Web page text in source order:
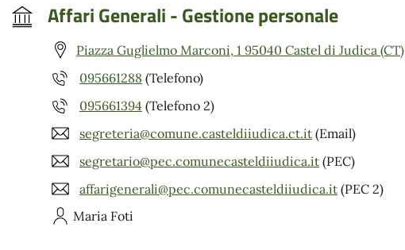
Affari Generali - Gestione personale
Piazza Guglielmo Marconi, 1 95040 Castel di Judica (CT)
095661288 (Telefono)
095661394 (Telefono 2)
segreteria@comune.casteldiiudica.ct.it (Email)
segretario@pec.comunecasteldiiudica.it (PEC)
affarigenerali@pec.comunecasteldiiudica.it (PEC 2)
Maria Foti